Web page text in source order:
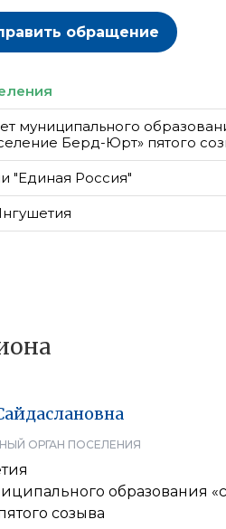
обращение
муниципального
Берд-Юрт» пятого
"Единая Россия"
ОРГАН ПОСЕЛЕНИЯ
образования
созыва